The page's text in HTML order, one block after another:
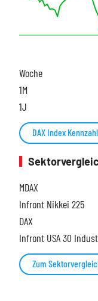
Woche
1M
1J
DAX Index
MDAX
Infront Nikkei 225
DAX
Infront USA 30
Zum